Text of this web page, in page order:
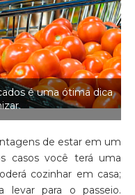
é uma ótima dica
de estar em um
casos você terá uma
cozinhar em casa;
levar para o passeio.